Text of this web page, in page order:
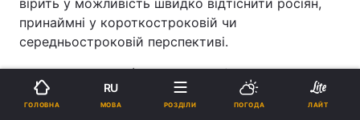
принаймні у короткостроковій чи
середньостроковій перспективі.
"Але те, що вони (Україна, - реж) демонструють
світу, самим собі та росіянам, які хочуть це
бачити, - це те, що час не обов’язково грає на
ГОЛОВНА
RU
МОВА РОЗДІЛИ ПОГОДА ЛАЙТ